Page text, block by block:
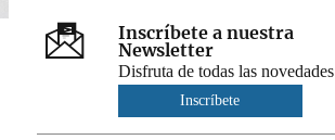
Inscríbete a nuestra
Newsletter
Disfruta de todas las novedades
Inscríbete